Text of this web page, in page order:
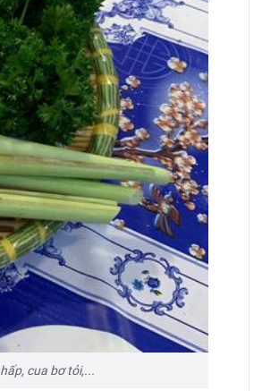
cua bơ tỏi,...